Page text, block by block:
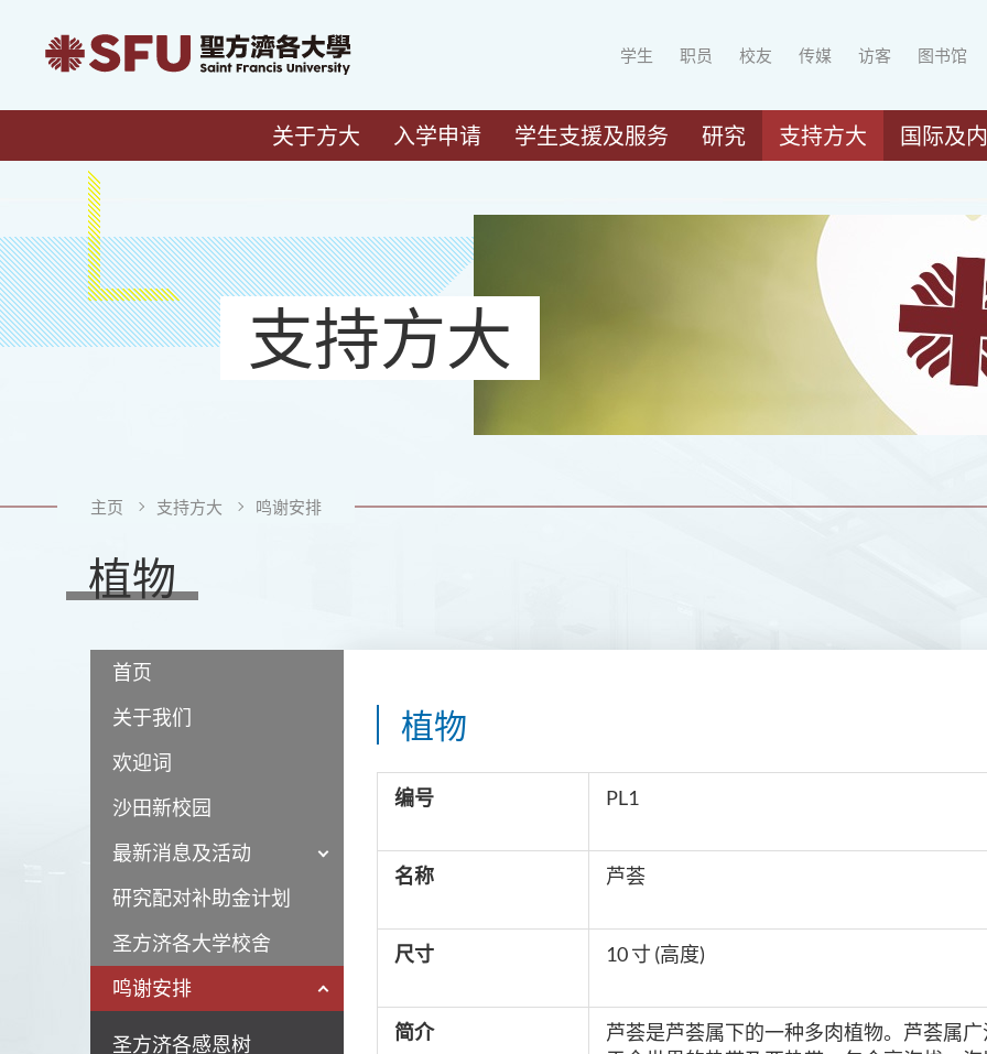
学生 职员 校友 传媒 访客 图书馆
关于方大 入学申请 学生支援及服务 研究 支持方大 国际及
支持方大
主页 支持方大 鸣谢安排
植物
首页
关于我们
欢迎词
沙田新校园
最新消息及活动
研究配对补助金计划
圣方济各大学校舍
鸣谢安排
圣方济各感恩树
植物
编号 PL1
名称 芦荟
尺寸 10 寸 (高度)
简介
芦荟是芦荟属下的一种多肉植物。芦荟属